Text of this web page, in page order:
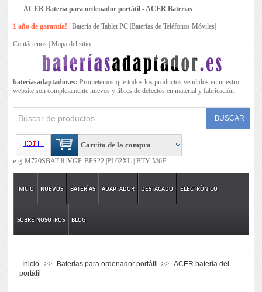
ACER Batería para ordenador portátil - ACER Baterías
1 año de garantía! |Batería de Tablet PC |Baterías de Teléfonos Móviles
Contáctenos |Mapa del sitio
bateríasadaptador.es: Prometemos que todos los productos vendidos en nuestro
website son completamente nuevos y libres de defectos en material y fabricación.
Carrito de la compra
e.g:M720SBAT-8 |VGP-BPS22 |PL02XL | BTY-M6F
INICIO NUEVOS BATERÍAS ADAPTADOR DESTACADO ELECTRÓNICO
SOBRE NOSOTROS BLOG
Inicio >> Baterías para ordenador portátil >>
ACER batería del
portátil